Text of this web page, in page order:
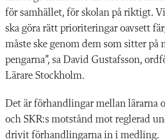
för samhället, för skolan på riktigt.
ska göra rätt prioriteringar oavsett
måste ske genom dem som sitter på
pengarna”, sa David Gustafsson,
Lärare Stockholm.
Det är förhandlingar mellan lärarna
och SKR:s motstånd mot reglerad
drivit förhandlingarna in i medling.